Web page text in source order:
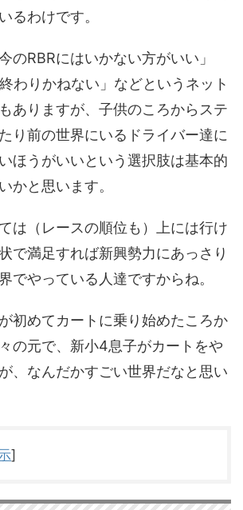
るわけです。
のRBRにはいかない方がいい」
わりかねない」などというネット
ありますが、子供のころからステ
り前の世界にいるドライバー達に
ほうがいいという選択肢は基本的
かと思います。
は（レースの順位も）上には行け
で満足すれば新興勢力にあっさり
でやっている人達ですからね。
初めてカートに乗り始めたころか
の元で、新小4息子がカートをや
、なんだかすごい世界だなと思い
]